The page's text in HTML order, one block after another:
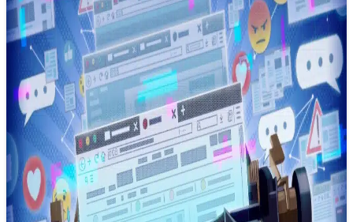
AI không thay thế nhà báo